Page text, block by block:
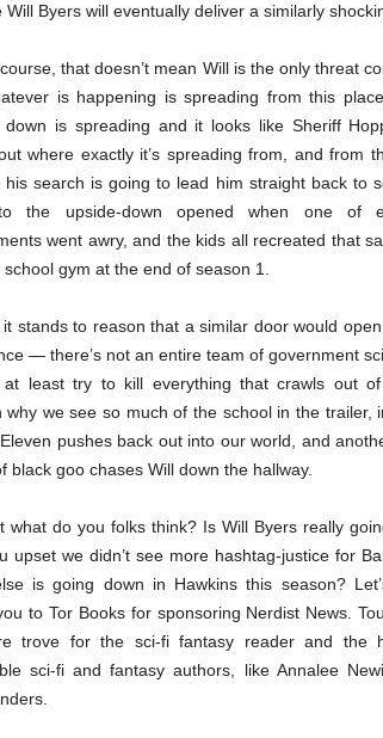
Will Byers will eventually deliver a similarly
that doesn’t mean Will is the only threat
is happening is spreading from this
down is spreading and it looks like Sheriff
where exactly it’s spreading from, and from
his search is going to lead him straight back to
the upside-down opened when one of
went awry, and the kids all recreated that
school gym at the end of season 1.
it stands to reason that a similar door would
— there’s not an entire team of government
at least try to kill everything that crawls out
why we see so much of the school in the trailer,
pushes back out into our world, and
black goo chases Will down the hallway.
what do you folks think? Is Will Byers really
upset we didn’t see more hashtag-justice for
is going down in Hawkins this season?
to Tor Books for sponsoring Nerdist News.
trove for the sci-fi fantasy reader and the
sci-fi and fantasy authors, like Annalee